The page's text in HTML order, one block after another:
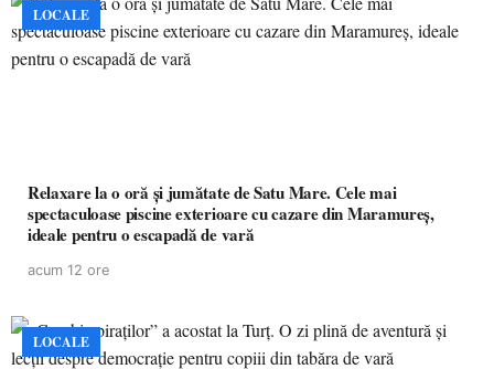
LOCALE
Relaxare la o oră și jumătate de Satu Mare. Cele mai
spectaculoase piscine exterioare cu cazare din Maramureș,
ideale pentru o escapadă de vară
acum 12 ore
LOCALE